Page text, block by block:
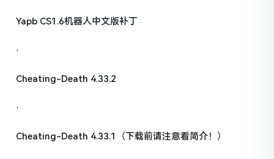
Yapb CS1.6机器人中文版补丁
·
Cheating-Death 4.33.2
·
Cheating-Death 4.33.1（下载前请注意看简介！）